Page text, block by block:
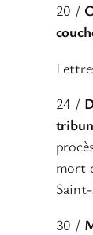
20 /
24 /
mort
30 /